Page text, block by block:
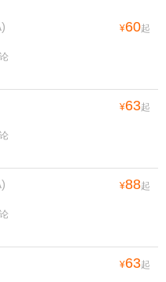
¥60起
¥63起
¥88起
¥63起